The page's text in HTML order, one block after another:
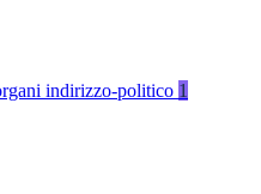
indirizzo-politico 1